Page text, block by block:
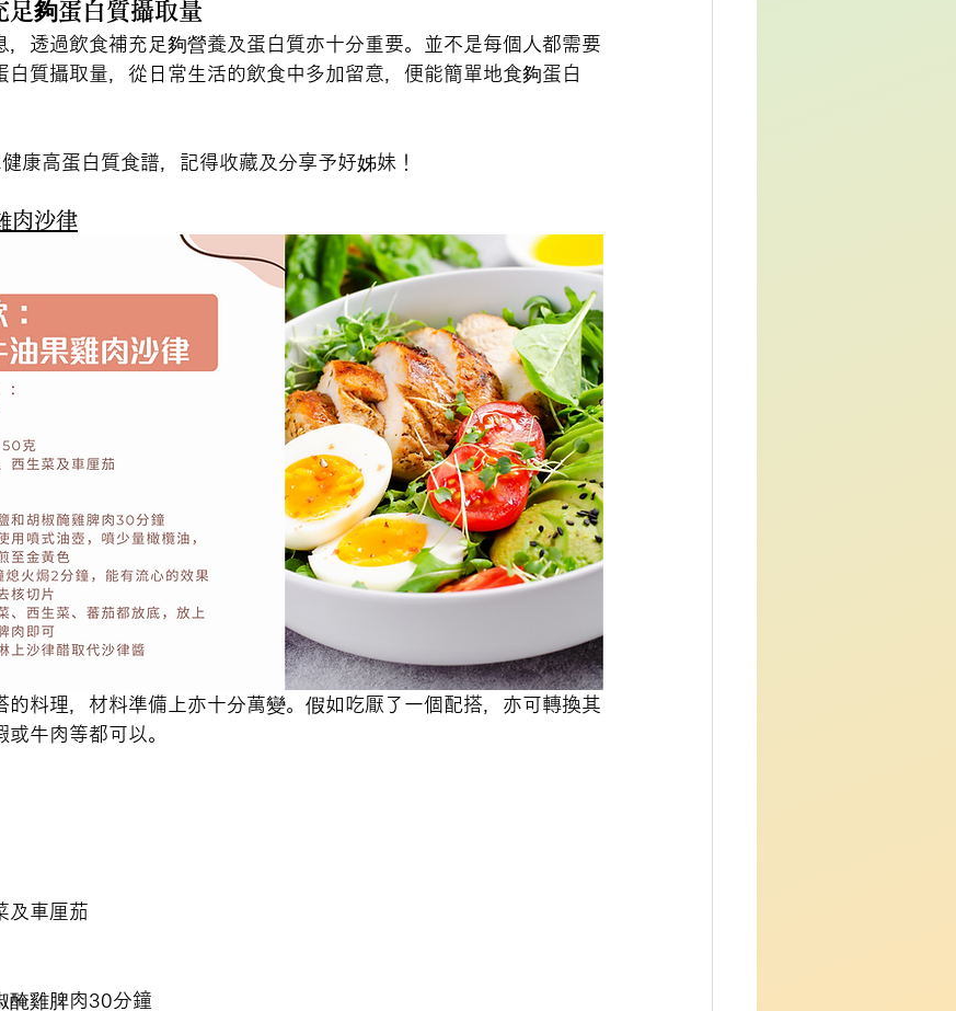
足夠蛋白質攝取量
，透過飲食補充足夠營養及蛋白質亦十分重要。並不是每個人都需要
白質攝取量，從日常生活的飲食中多加留意，便能簡單地食夠蛋白
康高蛋白質食譜，記得收藏及分享予好姊妹！
肉沙律
的料理，材料準備上亦十分萬變。假如吃厭了一個配搭，亦可轉換其
牛肉等都可以。
及車厘茄
醃雞脾肉30分鐘